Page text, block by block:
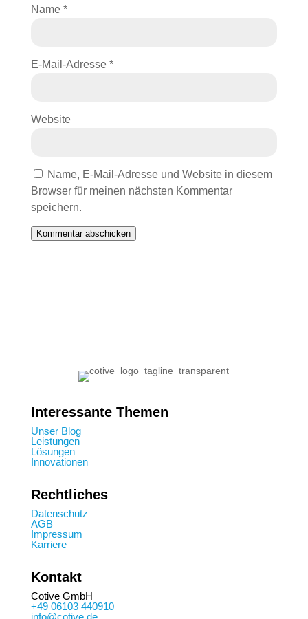
Name *
E-Mail-Adresse *
Website
Name, E-Mail-Adresse und Website in diesem
Browser für meinen nächsten Kommentar
speichern.
Kommentar abschicken
Interessante Themen
Unser Blog
Leistungen
Lösungen
Innovationen
Rechtliches
Datenschutz
AGB
Impressum
Karriere
Kontakt
Cotive GmbH
+49 06103 440910
info@cotive.de